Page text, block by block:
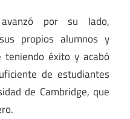
por su lado,
propios alumnos y
teniendo éxito y acabó
de estudiantes
de Cambridge, que